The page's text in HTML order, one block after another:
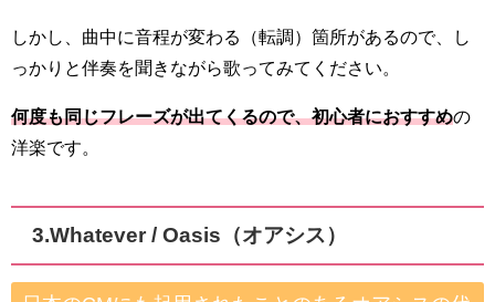
しかし、曲中に音程が変わる（転調）箇所があるので、し
っかりと伴奏を聞きながら歌ってみてください。
何度も同じフレーズが出てくるので、初心者におすすめの
洋楽です。
3.Whatever / Oasis（オアシス）